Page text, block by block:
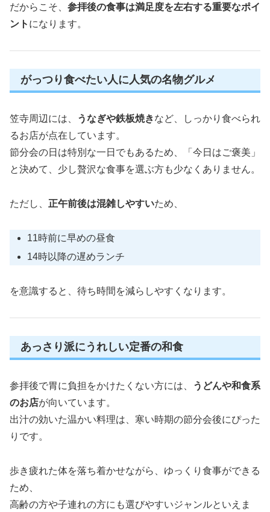
だからこそ、 参拝後の食事は満足度を左右する重要なポイ
ント になります。
がっつり食べたい人に人気の名物グルメ
笠寺周辺には、 うなぎや鉄板焼きなど、しっかり食べられ
るお店が点在しています。
節分会の日は特別な一日でもあるため、「今日はご褒美」
と決めて、少し贅沢な食事を選ぶ方も少なくありません。
ただし、 正午前後は混雑しやすいため、
11時前に早めの昼食
14時以降の遅めランチ
を意識すると、待ち時間を減らしやすくなります。
あっさり派にうれしい定番の和食
参拝後で胃に負担をかけたくない方には、
うどんや和食系
のお店が向いています。
出汁の効いた温かい料理は、寒い時期の節分会後にぴった
りです。
歩き疲れた体を落ち着かせながら、ゆっくり食事ができる
ため、
高齢の方や子連れの方にも選びやすいジャンルといえま